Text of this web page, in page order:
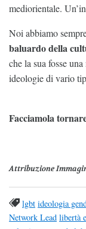
mediorientale.
Noi abbiamo
baluardo della
che la sua fosse
ideologie di vario
Facciamola
Attribuzione
lgbt ideologia
Network Lead libertà